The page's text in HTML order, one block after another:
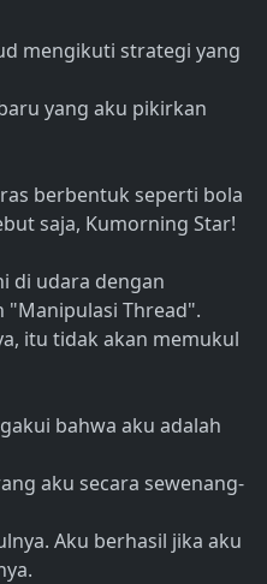
mengikuti strategi yang
yang aku pikirkan
berbentuk seperti bola
saja, Kumorning Star!
di udara dengan
"Manipulasi Thread".
itu tidak akan memukul
bahwa aku adalah
aku secara sewenang-
Aku berhasil jika aku